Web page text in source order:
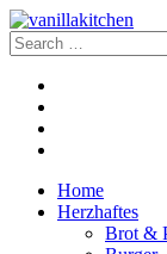
Home
Herzhaftes
Brot &